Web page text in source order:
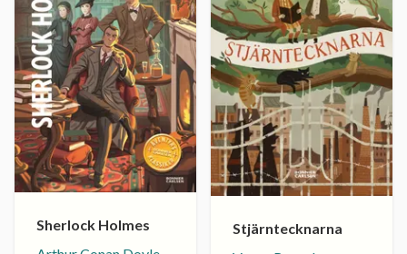
Sherlock Holmes
Stjärntecknarna